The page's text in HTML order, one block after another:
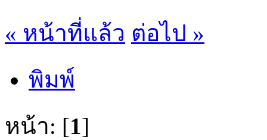
« หน้าที่แล้ว ต่อไป »
พิมพ์
หน้า: [1]